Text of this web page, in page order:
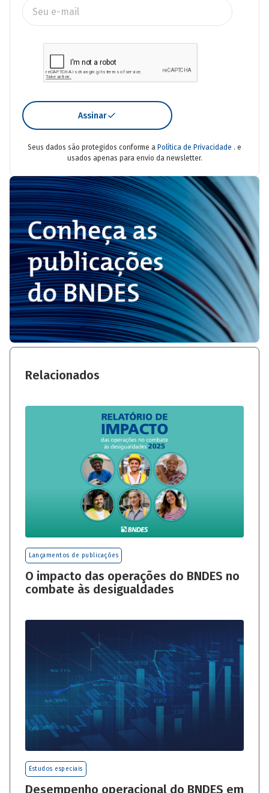
Assinar
Seus dados são protegidos conforme a Política de Privacidade . e
usados apenas para envio da newsletter.
Relacionados
Lançamentos de publicações
O impacto das operações do BNDES no
combate às desigualdades
Estudos especiais
Desempenho operacional do BNDES em